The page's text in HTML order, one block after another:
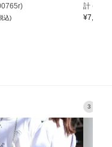
込)
計
¥7,150
3